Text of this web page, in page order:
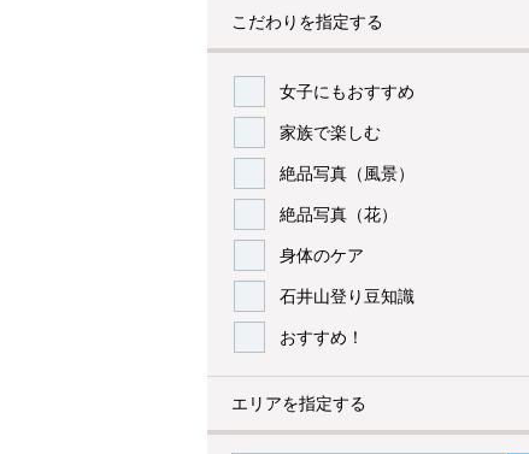
こだわりを指定する
女子にもおすすめ
家族で楽しむ
絶品写真（風景）
絶品写真（花）
身体のケア
石井山登り豆知識
おすすめ！
エリアを指定する